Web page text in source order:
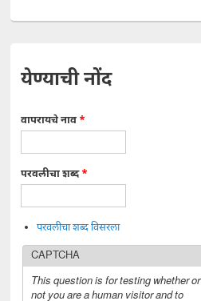
येण्याची नोंद
वापरायचे नाव *
परवलीचा शब्द*
परवलीचा शब्द विसरला
CAPTCHA
This question is for testing whether or
not you are a human visitor and to